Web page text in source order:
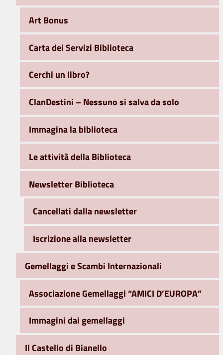
Art Bonus
Carta dei Servizi Biblioteca
Cerchi un libro?
ClanDestini – Nessuno si salva da solo
Immagina la biblioteca
Le attività della Biblioteca
Newsletter Biblioteca
Cancellati dalla newsletter
Iscrizione alla newsletter
Gemellaggi e Scambi Internazionali
Associazione Gemellaggi “AMICI D’EUROPA”
Immagini dai gemellaggi
Il Castello di Bianello